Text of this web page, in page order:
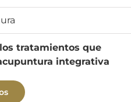
tratamientos que
integrativa